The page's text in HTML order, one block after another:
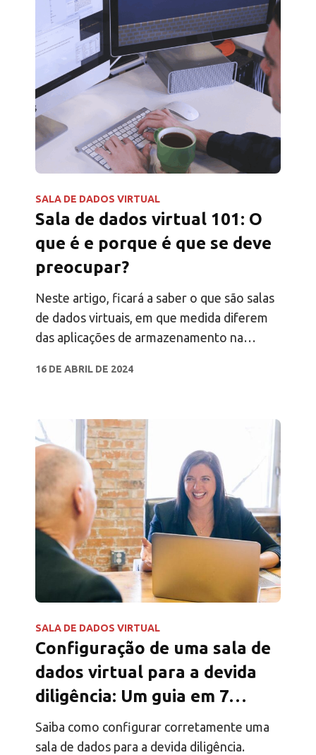
a análise granular da forma como os
convidados estão a interagir...
SALA DE DADOS VIRTUAL
Sala de dados virtual 101: O
que é e porque é que se deve
preocupar?
Neste artigo, ficará a saber o que são salas
de dados virtuais, em que medida diferem
das aplicações de armazenamento na
dados virtual.
16 DE ABRIL DE 2024
SALA DE DADOS VIRTUAL
Configuração de uma sala de
dados virtual para a devida
diligência: Um guia em 7
passos
Saiba como configurar corretamente uma
sala de dados para a devida diligência.